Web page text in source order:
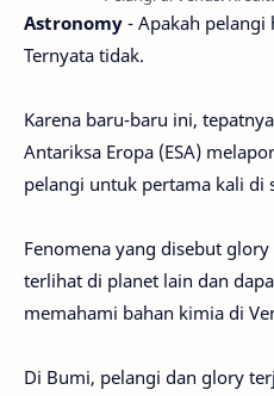
Astronomy - Apakah pelangi
Ternyata tidak.
Karena baru-baru ini,
Antariksa Eropa (ESA)
pelangi untuk pertama kali di
Fenomena yang disebut
terlihat di planet lain dan
memahami bahan kimia di
Di Bumi, pelangi dan glory